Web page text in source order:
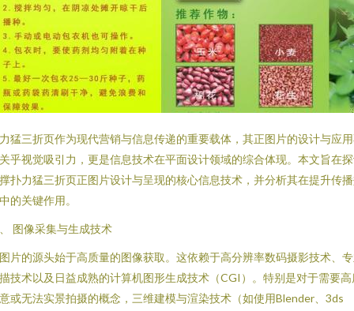
猛三折页作为现代营销与信息传递的重要载体，其正图片的设计与应
乎视觉吸引力，更是信息技术在平面设计领域的综合体现。本文旨在
扑力猛三折页正图片设计与呈现的核心信息技术，并分析其在提升传
的关键作用。
图像采集与生成技术
片的源头始于高质量的图像获取。这依赖于高分辨率数码摄影技术、
技术以及日益成熟的计算机图形生成技术（CGI）。特别是对于需要高
或无法实景拍摄的概念，三维建模与渲染技术（如使用Blender、3ds